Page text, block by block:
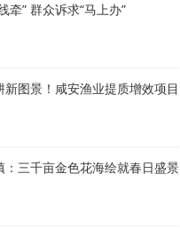
牵” 群众诉求“马上办”
新图景！咸安渔业提质增效项目
：三千亩金色花海绘就春日盛景